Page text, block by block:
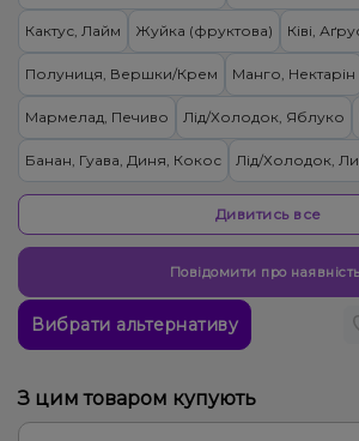
Кактус, Лайм Жуйка (фруктова) Ківі,
Полуниця, Вершки/Крем Манго, Нектарін
Мармелад, Печиво Лід/Холодок, Яблуко
Банан, Гуава, Диня, Кокос Лід/Холодок,
Апельсин, Ром Алое, Помело Гранат
Кавун, Лемонграсс Ментол/Евкаліпт
Груша/Дюшес, Журавлина, Яблуко Диня
Дивитись все
Повідомити про
Вибрати альтернативу
З цим товаром купують